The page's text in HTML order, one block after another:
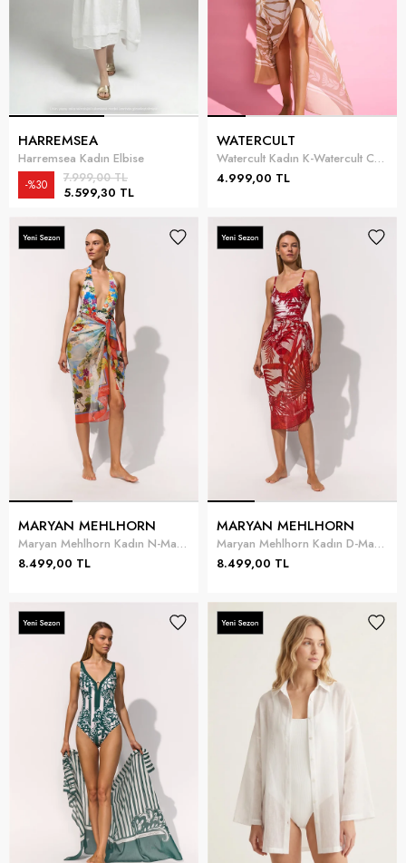
HARREMSEA
Harremsea Kadın Elbise
5.599,30 TL
7.999,00 TL
%30
WATERCULT
Watercult Kadın K-Watercult Coastal Bohemia Pareo
4.999,00 TL
MARYAN MEHLHORN
Maryan Mehlhorn Kadın N-Maryan Riviera Pareo
8.499,00 TL
MARYAN MEHLHORN
Maryan Mehlhorn Kadın D-Maryan Palmaria Pareo
8.499,00 TL